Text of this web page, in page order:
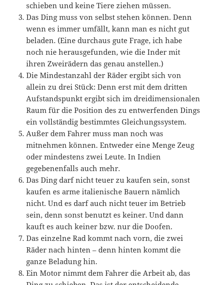
schieben und keine Tiere ziehen müssen.
Das Ding muss von selbst stehen können. Denn
wenn es immer umfällt, kann man es nicht gut
beladen. (Eine durchaus gute Frage, ich habe
noch nie herausgefunden, wie die Inder mit
ihren Zweirädern das genau anstellen.)
Die Mindestanzahl der Räder ergibt sich von
allein zu drei Stück: Denn erst mit dem dritten
Aufstandspunkt ergibt sich im dreidimensionalen
Raum für die Position des zu entwerfenden Dings
ein vollständig bestimmtes Gleichungssystem.
Außer dem Fahrer muss man noch was
mitnehmen können. Entweder eine Menge Zeug
oder mindestens zwei Leute. In Indien
gegebenenfalls auch mehr.
Das Ding darf nicht teuer zu kaufen sein, sonst
kaufen es arme italienische Bauern nämlich
nicht. Und es darf auch nicht teuer im Betrieb
sein, denn sonst benutzt es keiner. Und dann
kauft es auch keiner bzw. nur die Doofen.
Das einzelne Rad kommt nach vorn, die zwei
Räder nach hinten – denn hinten kommt die
ganze Beladung hin.
Ein Motor nimmt dem Fahrer die Arbeit ab, das